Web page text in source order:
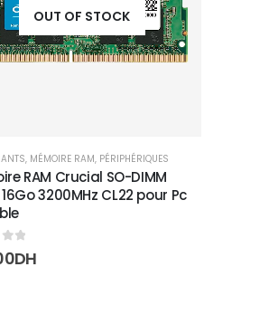
OUT OF STOCK
, MÉMOIRE RAM, PÉRIPHÉRIQUES
RAM Crucial SO-DIMM
16Go 3200MHz CL22 pour Pc
DH